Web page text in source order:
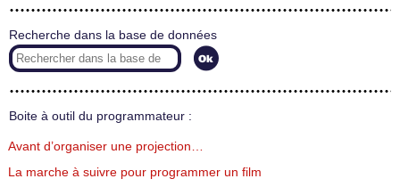
Recherche dans la base de données
Boite à outil du programmateur :
Avant d’organiser une projection…
La marche à suivre pour programmer un film